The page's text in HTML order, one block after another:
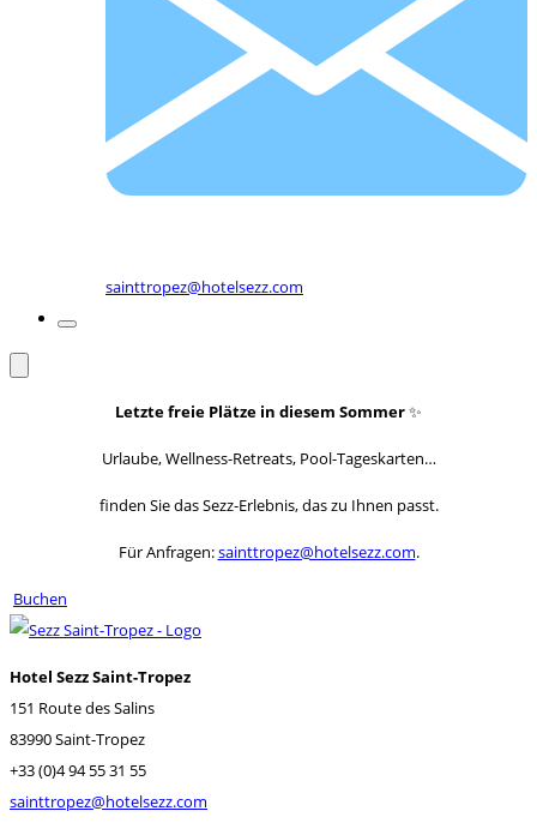
sainttropez@hotelsezz.com
Letzte freie Plätze in diesem Sommer✨
Urlaube, Wellness-Retreats, Pool-Tageskarten…
finden Sie das Sezz-Erlebnis, das zu Ihnen passt.
Für Anfragen:sainttropez@hotelsezz.com.
Buchen
Hotel Sezz Saint-Tropez
151 Route des Salins
83990 Saint-Tropez
+33 (0)4 94 55 31 55
sainttropez@hotelsezz.com